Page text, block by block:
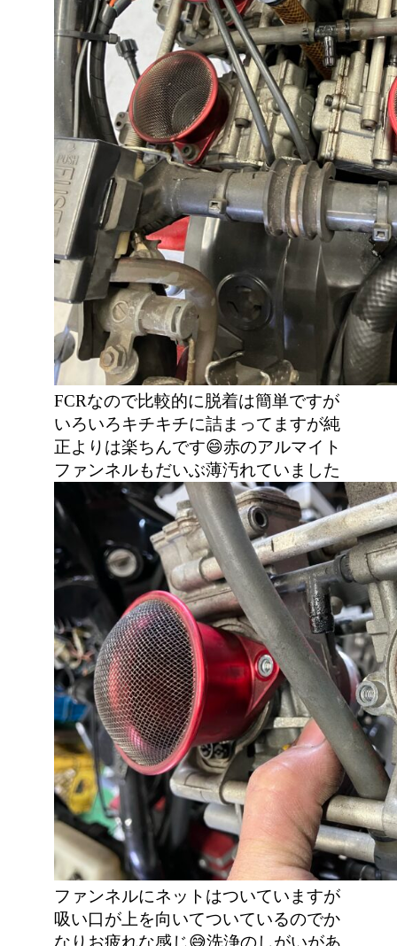
FCRなので比較的に脱着は簡単ですが
いろいろキチキチに詰まってますが純
正よりは楽ちんです😄赤のアルマイト
ファンネルもだいぶ薄汚れていました
ファンネルにネットはついていますが
吸い口が上を向いてついているのでか
なりお疲れな感じ😅洗浄のしがいがあ